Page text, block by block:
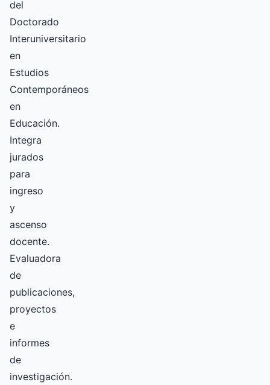
del
Doctorado
Interuniversitario
en
Estudios
Contemporáneos
en
Educación.
Integra
jurados
para
ingreso
y
ascenso
docente.
Evaluadora
de
publicaciones,
proyectos
e
informes
de
investigación.